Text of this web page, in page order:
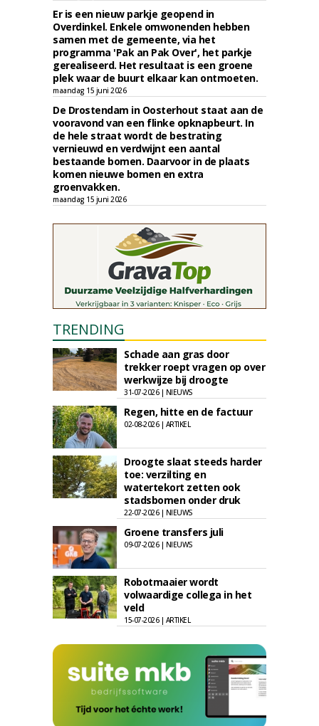
Er is een nieuw parkje geopend in
Overdinkel. Enkele omwonenden hebben
samen met de gemeente, via het
programma 'Pak an Pak Over', het parkje
gerealiseerd. Het resultaat is een groene
plek waar de buurt elkaar kan ontmoeten.
maandag 15 juni 2026
De Drostendam in Oosterhout staat aan de
vooravond van een flinke opknapbeurt. In
de hele straat wordt de bestrating
vernieuwd en verdwijnt een aantal
bestaande bomen. Daarvoor in de plaats
komen nieuwe bomen en extra
groenvakken.
maandag 15 juni 2026
TRENDING
Schade aan gras door
trekker roept vragen op over
werkwijze bij droogte
31-07-2026 | NIEUWS
Regen, hitte en de factuur
02-08-2026 | ARTIKEL
Droogte slaat steeds harder
toe: verzilting en
watertekort zetten ook
stadsbomen onder druk
22-07-2026 | NIEUWS
Groene transfers juli
09-07-2026 | NIEUWS
Robotmaaier wordt
volwaardige collega in het
veld
15-07-2026 | ARTIKEL